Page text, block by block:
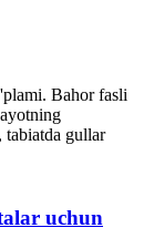
Bahor fasli
gullar
uchun